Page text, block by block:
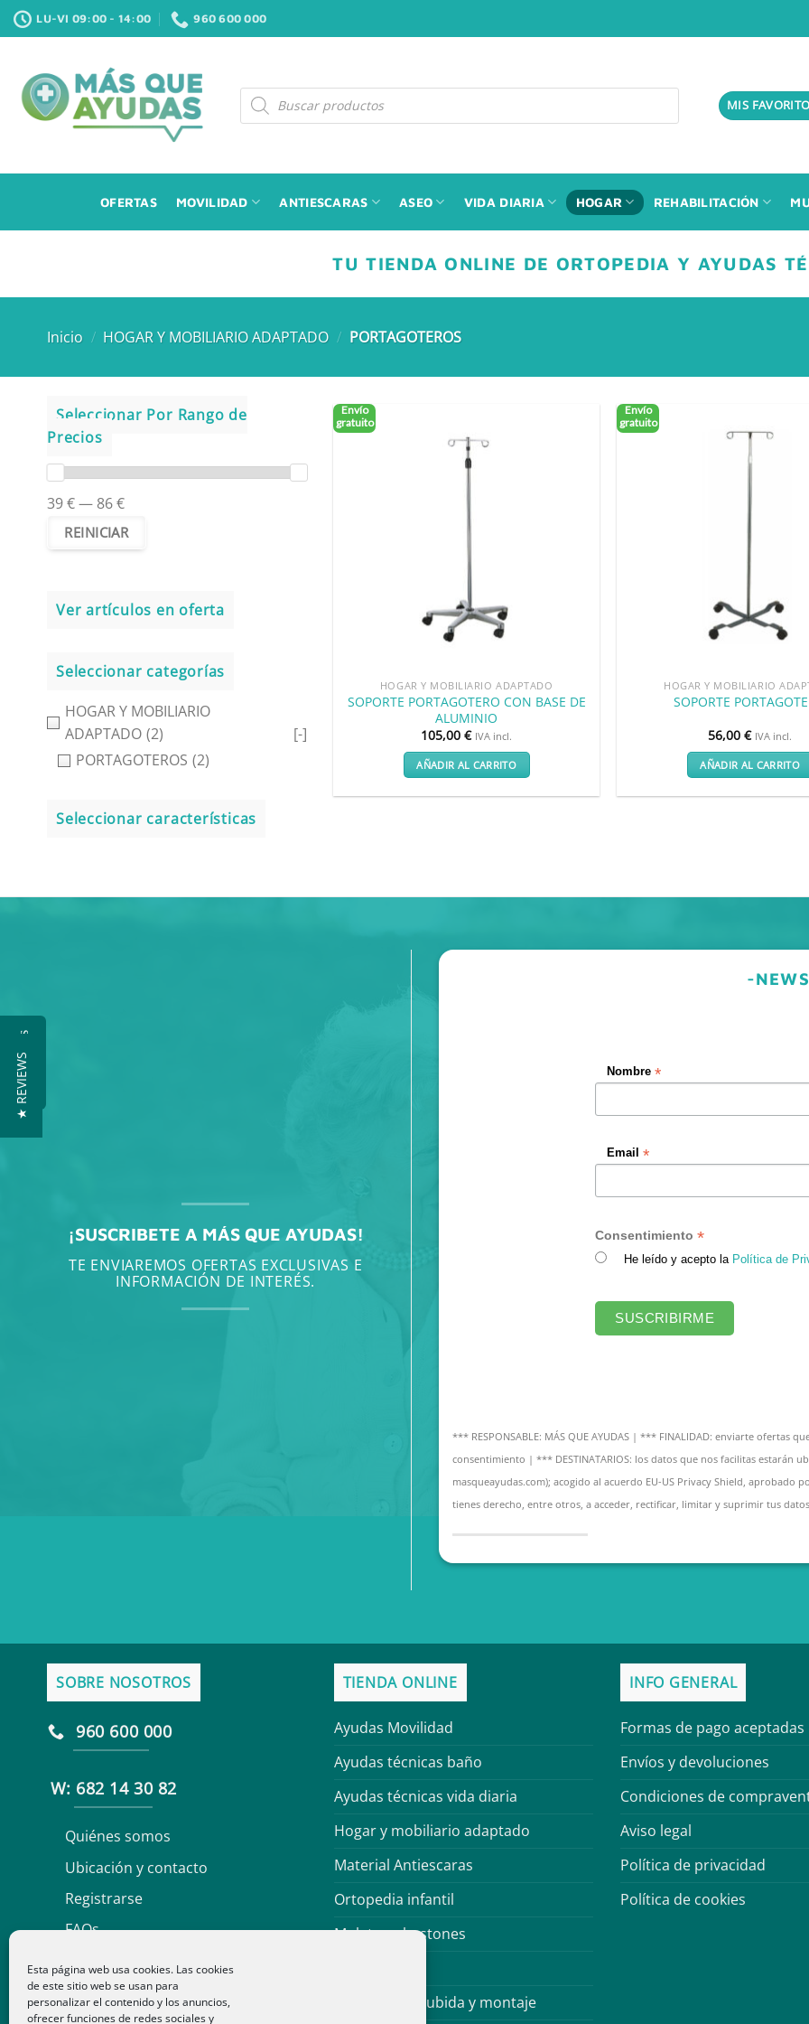
Esta página web usa cookies. Las cookies
de este sitio web se usan para
personalizar el contenido y los anuncios,
ofrecer funciones de redes sociales y
Saltar
al
LU-VI 09:00 - 14:00 960 600 000
Búsqueda
de
productos
MIS
OFERTAS MOVILIDAD ANTIESCARAS ASEO VIDA DIARIA HOGAR REHABILITACIÓN
TU TIENDA ONLINE DE ORTOPEDIA Y AYUDAS
Inicio / HOGAR Y MOBILIARIO ADAPTADO / PORTAGOTEROS
Seleccionar Por Rango de
Precios
39 € — 86 €
Ver artículos en oferta
Seleccionar categorías
HOGAR Y MOBILIARIO
ADAPTADO (2)
[-]
PORTAGOTEROS (2)
Seleccionar características
Envío
gratuito
HOGAR Y MOBILIARIO ADAPTADO
SOPORTE PORTAGOTERO CON BASE DE
ALUMINIO
105,00€ IVA incl.
AÑADIR AL CARRITO
Envío
gratuito
HOGAR Y MOBILIARIO
SOPORTE
56,00€ IVA incl.
AÑADIR AL CARRITO
¡SUSCRIBETE A MÁS QUE AYUDAS!
TE ENVIAREMOS OFERTAS EXCLUSIVAS E
INFORMACIÓN DE INTERÉS.
-
Nombre *
Email *
Consentimiento*
He leído y acepto la Política de
*** RESPONSABLE: MÁS QUE AYUDAS | *** FINALIDAD: enviarte ofertas
consentimiento | *** DESTINATARIOS: los datos que nos facilitas estarán
masqueayudas.com); acogido al acuerdo EU-US Privacy Shield,
tienes derecho, entre otros, a acceder, rectificar, limitar y suprimir tus
SOBRE NOSOTROS
960 600 000
W: 682 14 30 82
Quiénes somos
Ubicación y contacto
Registrarse
FAQs
227
4.6
OPINIONES CERTIFICADAS
TIENDA ONLINE
Ayudas Movilidad
Ayudas técnicas baño
Ayudas técnicas vida diaria
Hogar y mobiliario adaptado
Material Antiescaras
Ortopedia infantil
Muletas y bastones
Servicios de subida y montaje
INFO GENERAL
Formas de pago aceptadas
Envíos y devoluciones
Condiciones de
Aviso legal
Política de privacidad
Política de cookies
Reseñas
★ REVIEWS